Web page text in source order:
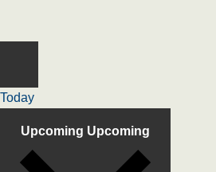
Today
Upcoming Upcoming